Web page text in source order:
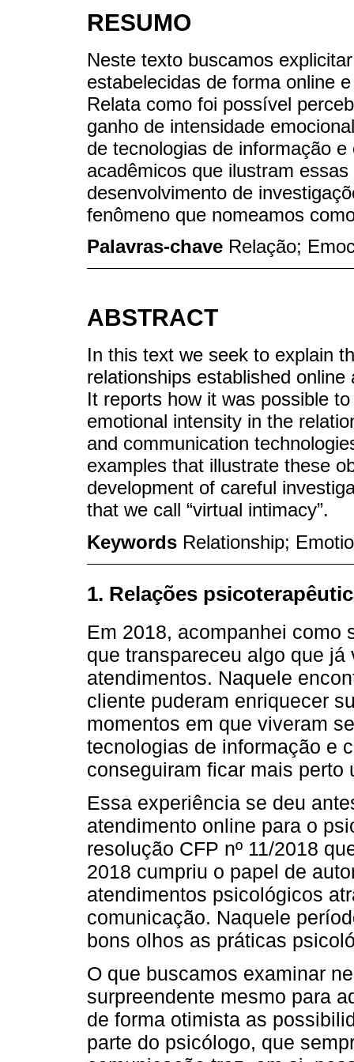
RESUMO
Neste texto buscamos
estabelecidas de forma online
Relata como foi possível
ganho de intensidade
de tecnologias de informação
acadêmicos que ilustram
desenvolvimento de
fenômeno que nomeamos
Palavras-chave Relação;
ABSTRACT
In this text we seek to explain
relationships established
It reports how it was possible
emotional intensity in the
and communication
examples that illustrate these
development of careful
that we call “virtual intimacy”.
Keywords Relationship;
1. Relações
Em 2018, acompanhei como
que transpareceu algo que
atendimentos. Naquele
cliente puderam enriquecer
momentos em que viveram
tecnologias de informação e
conseguiram ficar mais perto
Essa experiência se deu
atendimento online para o
resolução CFP nº 11/2018
2018 cumpriu o papel de
atendimentos psicológicos
comunicação. Naquele
bons olhos as práticas
O que buscamos examinar
surpreendente mesmo para
de forma otimista as
parte do psicólogo, que